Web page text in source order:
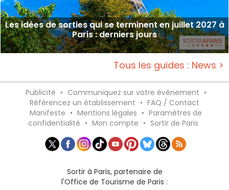
Les idées de sorties qui se terminent en juillet 2027 à
Paris : derniers jours
Tous les guides : News >
Publicité • Communiquez sur votre événement •
Référencez un établissement • FAQ / Contact
Manifeste • Mentions légales • Paramètres de
confidentialité • Mon compte • Sortir de Paris
Sortir à Paris, partenaire de
l'Office de Tourisme de Paris :